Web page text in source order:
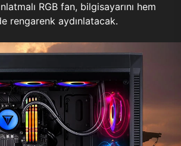
RGB fan, bilgisayarını hem
rengarenk aydınlatacak.